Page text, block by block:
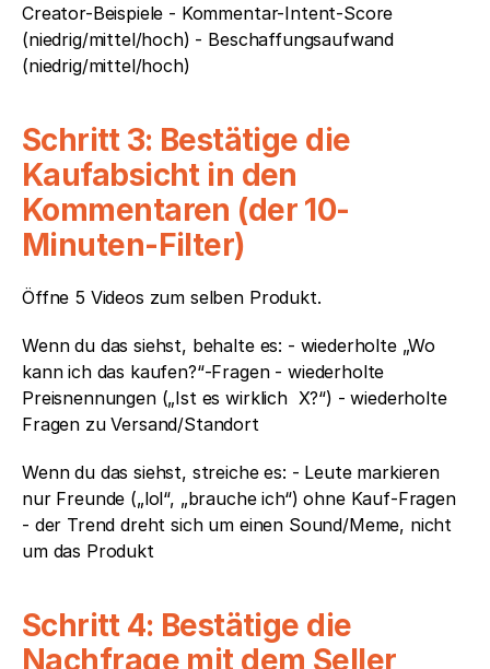
Creator-Beispiele - Kommentar-Intent-Score
(niedrig/mittel/hoch) - Beschaffungsaufwand
(niedrig/mittel/hoch)
Schritt 3: Bestätige die
Kaufabsicht in den
Kommentaren (der 10-
Minuten-Filter)
Öffne 5 Videos zum selben Produkt.
Wenn du das siehst, behalte es: - wiederholte „Wo
kann ich das kaufen?“-Fragen - wiederholte
Preisnennungen („Ist es wirklich  X?“) - wiederholte
Fragen zu Versand/Standort
Wenn du das siehst, streiche es: - Leute markieren
nur Freunde („lol“, „brauche ich“) ohne Kauf-Fragen
- der Trend dreht sich um einen Sound/Meme, nicht
um das Produkt
Schritt 4: Bestätige die
Nachfrage mit dem Seller